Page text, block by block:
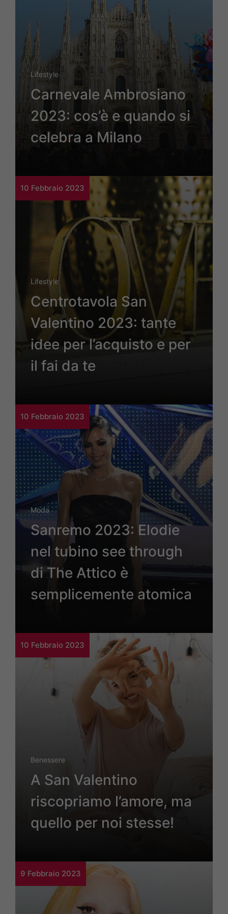
Lifestyle
Carnevale Ambrosiano
2023: cos’è e quando si
celebra a Milano
10 Febbraio 2023
Lifestyle
Centrotavola San
Valentino 2023: tante
idee per l’acquisto e per
il fai da te
10 Febbraio 2023
Moda
Sanremo 2023: Elodie
nel tubino see through
di The Attico è
semplicemente atomica
10 Febbraio 2023
Benessere
A San Valentino
riscopriamo l’amore, ma
quello per noi stesse!
9 Febbraio 2023